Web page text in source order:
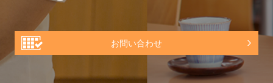
お問い合わせ